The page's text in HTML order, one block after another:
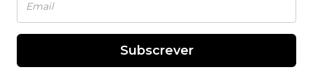
Subscrever